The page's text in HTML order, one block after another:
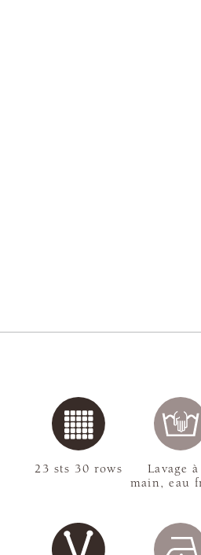
23 sts 30 rows
Lavage
main, eau